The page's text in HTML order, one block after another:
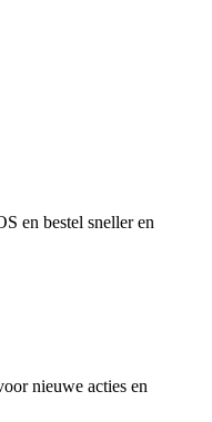
en bestel sneller en
nieuwe acties en